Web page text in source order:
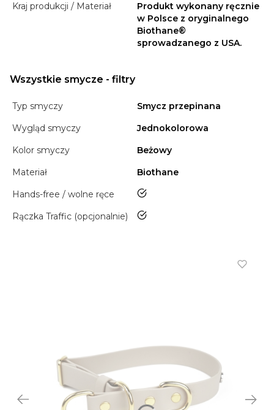
Kraj produkcji / Materiał
Produkt wykonany ręcznie
w Polsce z oryginalnego
Biothane®
sprowadzanego z USA.
Wszystkie smycze - filtry
Typ smyczy
Smycz przepinana
Wygląd smyczy
Jednokolorowa
Kolor smyczy
Beżowy
Materiał
Biothane
Hands-free / wolne ręce
tak
Rączka Traffic (opcjonalnie) tak